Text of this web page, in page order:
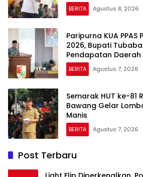
BERITA Agustus 8, 2026
Paripurna KUA PPAS
2026, Bupati
Pendapatan Daerah
BERITA Agustus 7, 2026
Semarak HUT ke-81
Bawang Gelar
Manis
BERITA Agustus 7, 2026
Post Terbaru